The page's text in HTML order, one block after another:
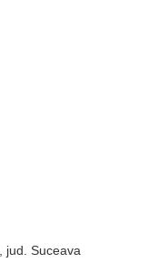
, jud. Suceava